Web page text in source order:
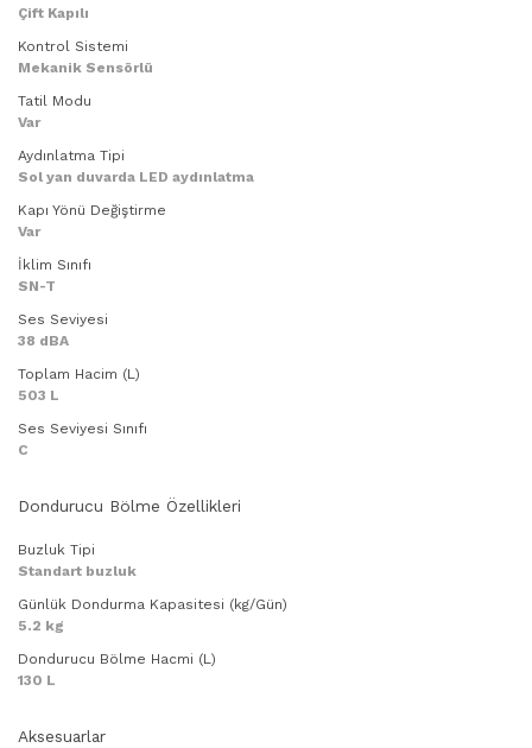
Çift Kapılı
Kontrol Sistemi
Mekanik Sensörlü
Tatil Modu
Var
Aydınlatma Tipi
Sol yan duvarda LED aydınlatma
Kapı Yönü Değiştirme
Var
İklim Sınıfı
SN-T
Ses Seviyesi
38 dBA
Toplam Hacim (L)
503 L
Ses Seviyesi Sınıfı
C
Dondurucu Bölme Özellikleri
Buzluk Tipi
Standart buzluk
Günlük Dondurma Kapasitesi (kg/Gün)
5.2 kg
Dondurucu Bölme Hacmi (L)
130 L
Aksesuarlar